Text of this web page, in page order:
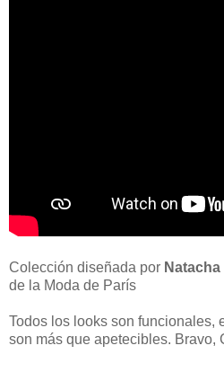
Colección diseñada por
de la Moda de París
Todos los looks son funcionales,
son más que apetecibles. Bravo,